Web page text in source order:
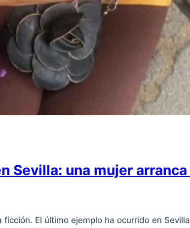
Sevilla: una mujer
El último ejemplo ha ocurrido en